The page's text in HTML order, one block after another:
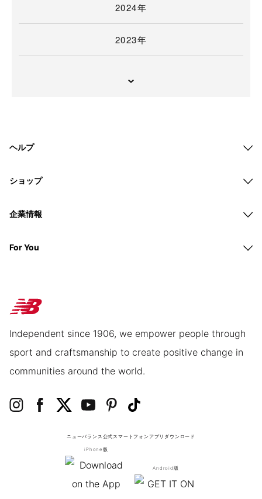
2024年
2023年
ヘルプ
ショップ
企業情報
For You
Independent since 1906, we empower people through
sport and craftsmanship to create positive change in
communities around the world.
ニューバランス公式スマートフォンアプリ ダウンロード
iPhone版
Android版